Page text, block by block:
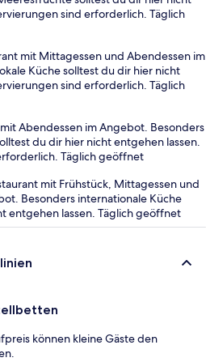
sind erforderlich. Täglich
mit Mittagessen und Abendessen im
Küche solltest du dir hier nicht
sind erforderlich. Täglich
mit Abendessen im Angebot. Besonders
du dir hier nicht entgehen lassen.
Täglich geöffnet
mit Frühstück, Mittagessen und
Besonders internationale Küche
entgehen lassen. Täglich geöffnet
können kleine Gäste den